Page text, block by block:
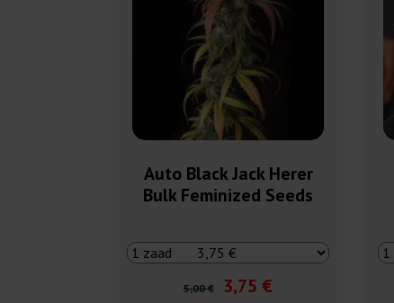
Auto Black Jack Herer
Bulk Feminized Seeds
5,00 € 3,75 €